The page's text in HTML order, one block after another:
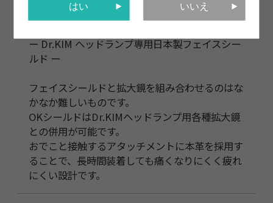
はい いいえ
ー Dr.KIM ヘッドランプ専用日本製フェイスシー
ルド ー
フェイスシールドと拡大鏡を組み合わせるのはな
かなか難しいものです。
OKシールドはDr.KIMヘッドランプ用各種拡大鏡
との併用が可能です。
おでこと接触するアタッチメントに本革を採用す
ることで、長時間装着しても痛くなりにくく疲れ
にくい設計です。